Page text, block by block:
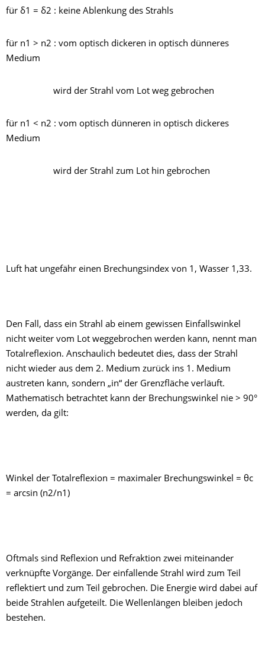
für δ1 = δ2 : keine Ablenkung des Strahls
für n1 > n2 : vom optisch dickeren in optisch dünneres
Medium
wird der Strahl vom Lot weg gebrochen
für n1 < n2 : vom optisch dünneren in optisch dickeres
Medium
wird der Strahl zum Lot hin gebrochen
Luft hat ungefähr einen Brechungsindex von 1, Wasser 1,33.
Den Fall, dass ein Strahl ab einem gewissen Einfallswinkel
nicht weiter vom Lot weggebrochen werden kann, nennt man
Totalreflexion. Anschaulich bedeutet dies, dass der Strahl
nicht wieder aus dem 2. Medium zurück ins 1. Medium
austreten kann, sondern „in“ der Grenzfläche verläuft.
Mathematisch betrachtet kann der Brechungswinkel nie > 90°
werden, da gilt:
Winkel der Totalreflexion = maximaler Brechungswinkel = θc
= arcsin (n2/n1)
Oftmals sind Reflexion und Refraktion zwei miteinander
verknüpfte Vorgänge. Der einfallende Strahl wird zum Teil
reflektiert und zum Teil gebrochen. Die Energie wird dabei auf
beide Strahlen aufgeteilt. Die Wellenlängen bleiben jedoch
bestehen.